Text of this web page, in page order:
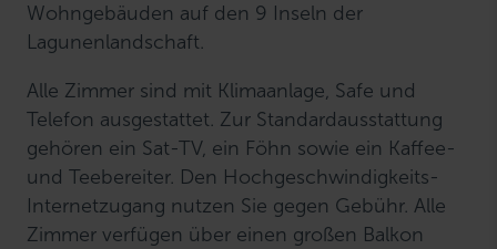
Wohngebäuden auf den 9 Inseln der
Lagunenlandschaft.
Alle Zimmer sind mit Klimaanlage, Safe und
Telefon ausgestattet. Zur Standardausstattung
gehören ein Sat-TV, ein Föhn sowie ein Kaffee-
und Teebereiter. Den Hochgeschwindigkeits-
Internetzugang nutzen Sie gegen Gebühr. Alle
Zimmer verfügen über einen großen Balkon